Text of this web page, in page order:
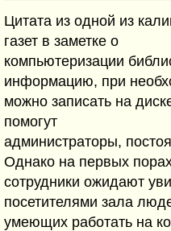
Цитата из одной из
газет в заметке о
компьютеризации
информацию, при
можно записать на
помогут
администраторы,
Однако на первых
сотрудники ожидают
посетителями зала
умеющих работать на